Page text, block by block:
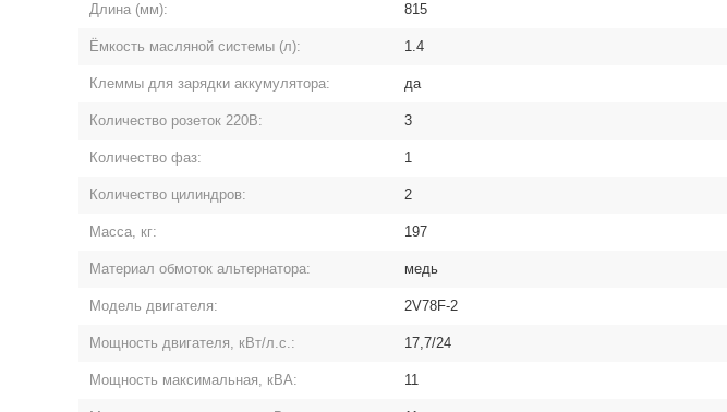
Длина (мм): 815
Ёмкость масляной системы (л): 1.4
Клеммы для зарядки аккумулятора: да
Количество розеток 220В: 3
Количество фаз: 1
Количество цилиндров: 2
Масса, кг: 197
Материал обмоток альтернатора: медь
Модель двигателя: 2V78F-2
Мощность двигателя, кВт/л.с.: 17,7/24
Мощность максимальная, кВА: 11